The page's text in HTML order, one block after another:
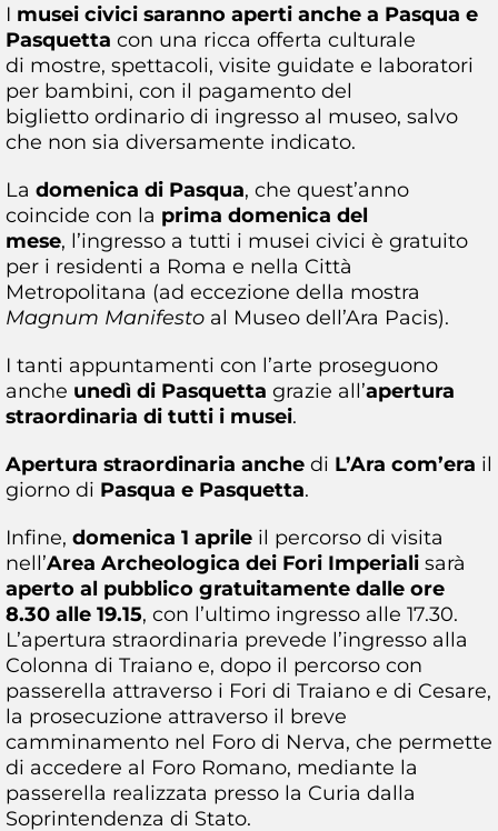
I musei civici saranno aperti anche a Pasqua e
Pasquetta con una ricca offerta culturale
di mostre, spettacoli, visite guidate e laboratori
per bambini, con il pagamento del
biglietto ordinario di ingresso al museo, salvo
che non sia diversamente indicato.
La domenica di Pasqua, che quest’anno
coincide con la prima domenica del
mese, l’ingresso a tutti i musei civici è gratuito
per i residenti a Roma e nella Città
Metropolitana (ad eccezione della mostra
Magnum Manifesto al Museo dell’Ara Pacis).
I tanti appuntamenti con l’arte proseguono
anche unedì di Pasquetta grazie all’apertura
straordinaria di tutti i musei.
Apertura straordinaria anche di L’Ara com’era il
giorno di Pasqua e Pasquetta.
Infine, domenica 1 aprile il percorso di visita
nell’Area Archeologica dei Fori Imperiali sarà
aperto al pubblico gratuitamente dalle ore
8.30 alle 19.15, con l’ultimo ingresso alle 17.30.
L’apertura straordinaria prevede l’ingresso alla
Colonna di Traiano e, dopo il percorso con
passerella attraverso i Fori di Traiano e di Cesare,
la prosecuzione attraverso il breve
camminamento nel Foro di Nerva, che permette
di accedere al Foro Romano, mediante la
passerella realizzata presso la Curia dalla
Soprintendenza di Stato.